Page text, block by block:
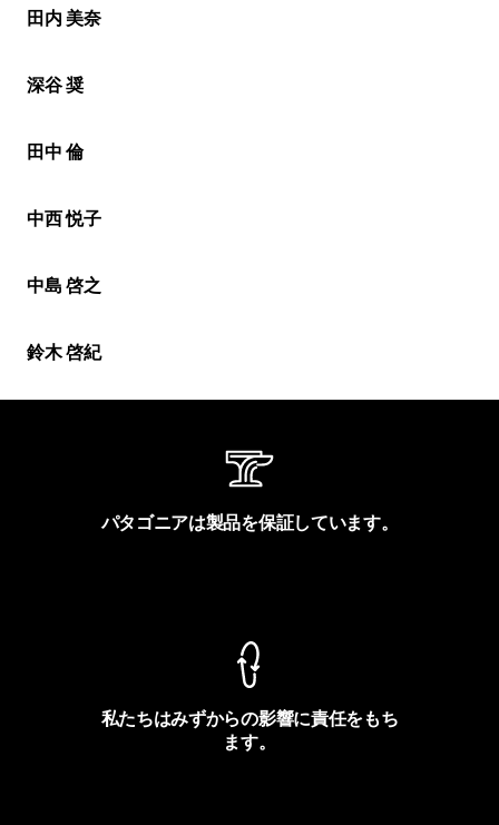
田内 美奈
深谷 奨
田中 倫
中西 悦子
中島 啓之
鈴木 啓紀
パタゴニアは製品を保証しています。
私たちはみずからの影響に責任をもち
ます。